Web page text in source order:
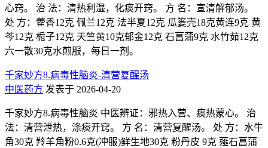
心窍。 治 法：清热利湿，化痰开窍。 方 名：宣清解郁汤。
处 方：藿香12克 佩兰12克 法半夏12克 瓜篓壳18克黄连9克 黄
芩12克 栀子12克 天竺黄10克郁金12克 石菖蒲9克 水竹茹12克
六一散30克水煎服，每日一剂。
千家妙方8.病毒性脑炎-清营复醒汤
中医药方 发表于 2026-04-20
千家妙方8.病毒性脑炎 中医辨证：邪热入营、痰热蒙心。 治
法：清营泄热，涤痰开窍。 方 名：清营复醒汤。 处 方：水牛
角30克 羚羊角粉0.6克(冲服)鲜生地30克 粉丹皮 9克 薤石菖蒲